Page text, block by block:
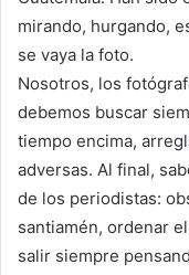
mirando, hurgando,
se vaya la foto.
Nosotros, los
debemos buscar
tiempo encima,
adversas. Al final,
de los periodistas:
santiamén, ordenar
salir siempre